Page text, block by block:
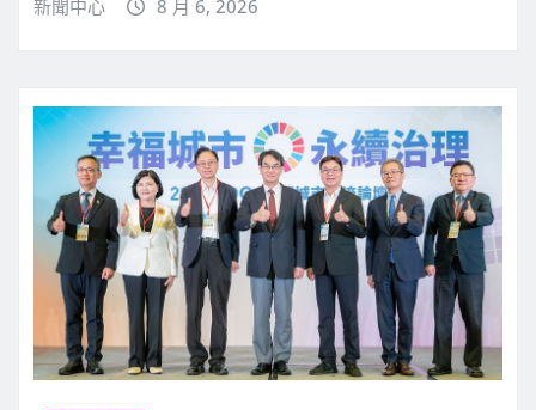
新聞中心 8 月 6, 2026